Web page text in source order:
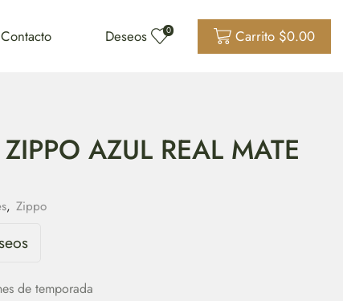
Contacto Deseos 0 Carrito $0.00
AZUL REAL MATE
, Zippo
de temporada